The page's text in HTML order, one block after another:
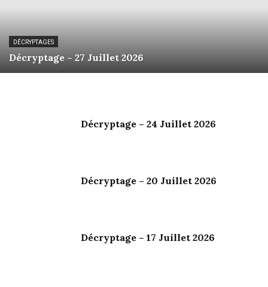
DÉCRYPTAGES
Décryptage – 27 Juillet 2026
Décryptage – 24 Juillet 2026
Décryptage – 20 Juillet 2026
Décryptage – 17 Juillet 2026